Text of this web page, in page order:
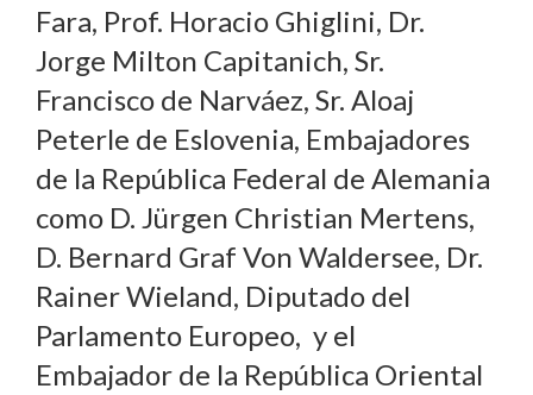
Fara, Prof. Horacio Ghiglini, Dr.
Jorge Milton Capitanich, Sr.
Francisco de Narváez, Sr. Aloaj
Peterle de Eslovenia, Embajadores
de la República Federal de Alemania
como D. Jürgen Christian Mertens,
D. Bernard Graf Von Waldersee, Dr.
Rainer Wieland, Diputado del
Parlamento Europeo, y el
Embajador de la República Oriental